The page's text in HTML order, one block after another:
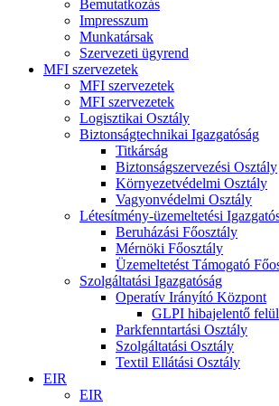
Bemutatkozás
Impresszum
Munkatársak
Szervezeti ügyrend
MFI szervezetek
MFI szervezetek
MFI szervezetek
Logisztikai Osztály
Biztonságtechnikai Igazgatóság
Titkárság
Biztonságszervezési Osztály
Környezetvédelmi Osztály
Vagyonvédelmi Osztály
Létesítmény-üzemeltetési
Beruházási Főosztály
Mérnöki Főosztály
Üzemeltetést Támogató
Szolgáltatási Igazgatóság
Operatív Irányító Központ
GLPI hibajelentő
Parkfenntartási Osztály
Szolgáltatási Osztály
Textil Ellátási Osztály
EIR
EIR